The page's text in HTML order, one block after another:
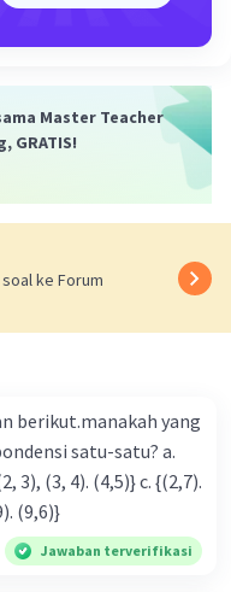
hanya terdiri dari 1
satu dan
Master Teacher
GRATIS!
ke Forum
berikut.manakah yang
(7, 9). (9,6)}
Jawaban terverifikasi